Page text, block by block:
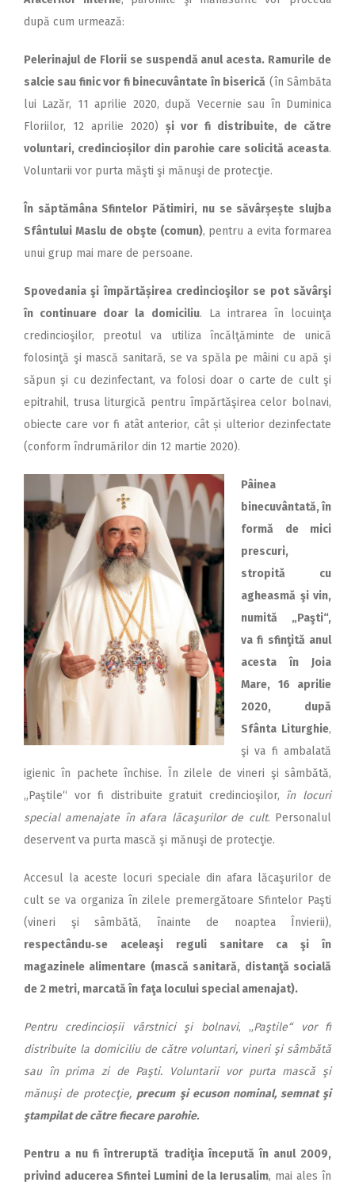
după cum ur­­mează:
Pelerinajul de Florii se suspendă anul acesta. Ramurile de
salcie sau finic vor fi binecuvântate în biserică (în Sâmbăta
lui Lazăr, 11 aprilie 2020, după Vecernie sau în Duminica
Floriilor, 12 aprilie 2020) și vor fi distribuite, de către
voluntari, credincioșilor din parohie care solicită aceasta.
Voluntarii vor purta măşti şi mănuşi de protecţie.
În săptămâna Sfintelor Pătimiri, nu se săvârșește slujba
Sfântului Maslu de obşte (comun), pentru a evita formarea
unui grup mai mare de per­soane.
Spovedania şi împărtășirea credincioşilor se pot săvârşi
în continuare doar la domiciliu. La intrarea în locuinţa
credincioşilor, preotul va utiliza încălţăminte de unică
folosinţă şi mască sanitară, se va spăla pe mâini cu apă şi
săpun şi cu dezinfectant, va folosi doar o carte de cult şi
epitrahil, trusa liturgică pentru împărtăşirea celor bolnavi,
obiecte care vor fi atât anterior, cât și ulterior dezinfectate
(conform îndrumărilor din 12 martie 2020).
Pâinea
binecuvântată, în
formă de mici
prescuri,
stropită cu
agheasmă şi vin,
numită „Paşti“,
va fi sfinţită anul
acesta în Joia
Mare, 16 aprilie
2020, după
Sfânta Liturghie,
şi va fi ambalată
igienic în pachete închise. În zilele de vineri şi sâmbătă,
„Paştile“ vor fi distribuite gratuit credincioşilor, în locuri
special amenajate în afara lăcaşurilor de cult. Personalul
deservent va purta mască şi mănuşi de protecţie.
Accesul la aceste locuri speciale din afara lăcaşurilor de
cult se va organiza în zilele premergătoare Sfintelor Paşti
(vineri şi sâmbătă, înainte de noaptea Învierii),
respectându‑se aceleaşi reguli sanitare ca şi în
magazinele alimentare (mască sanitară, distanţă socială
de 2 metri, marcată în faţa locului special amenajat).
Pentru credincioșii vârstnici şi bolnavi, „Paştile“ vor fi
distribuite la domiciliu de către voluntari, vineri şi sâmbătă
sau în prima zi de Paşti. Voluntarii vor purta mască şi
mănuşi de protecţie, precum şi ecuson nominal, semnat şi
ştampilat de către fiecare parohie.
Pentru a nu fi întreruptă tradiţia începută în anul 2009,
privind aducerea Sfintei Lumini de la Ierusalim, mai ales în